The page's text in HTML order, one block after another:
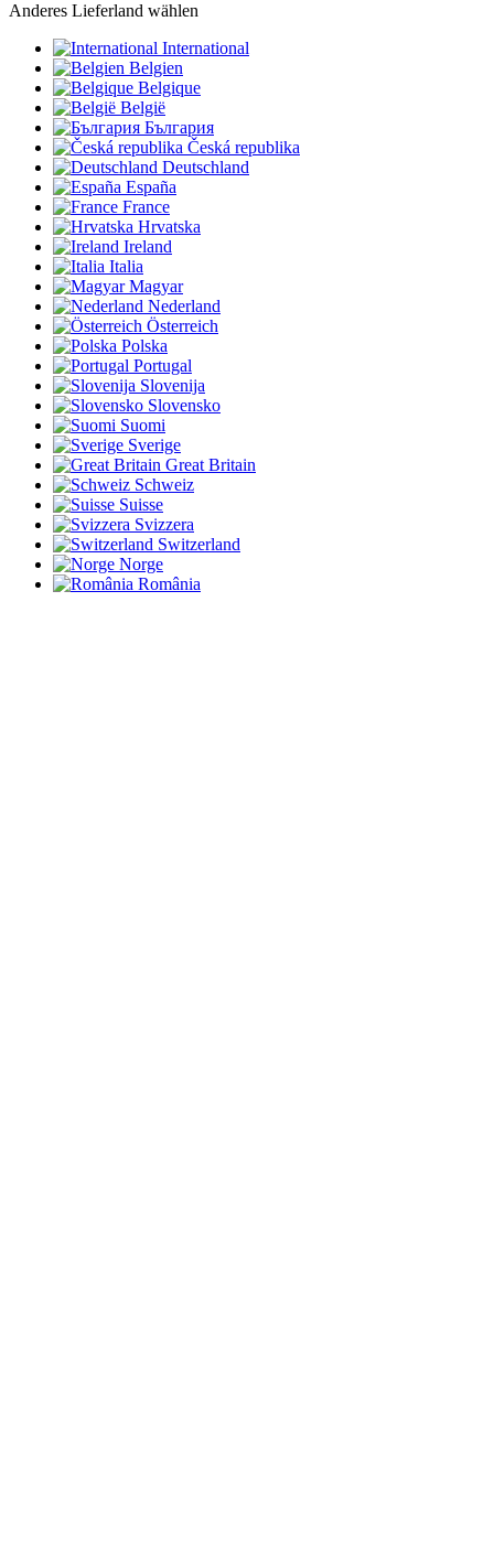
Anderes Lieferland wählen
International
Belgien
Belgique
België
България
Česká republika
Deutschland
España
France
Hrvatska
Ireland
Italia
Magyar
Nederland
Österreich
Polska
Portugal
Slovenija
Slovensko
Suomi
Sverige
Great Britain
Schweiz
Suisse
Svizzera
Switzerland
Norge
România